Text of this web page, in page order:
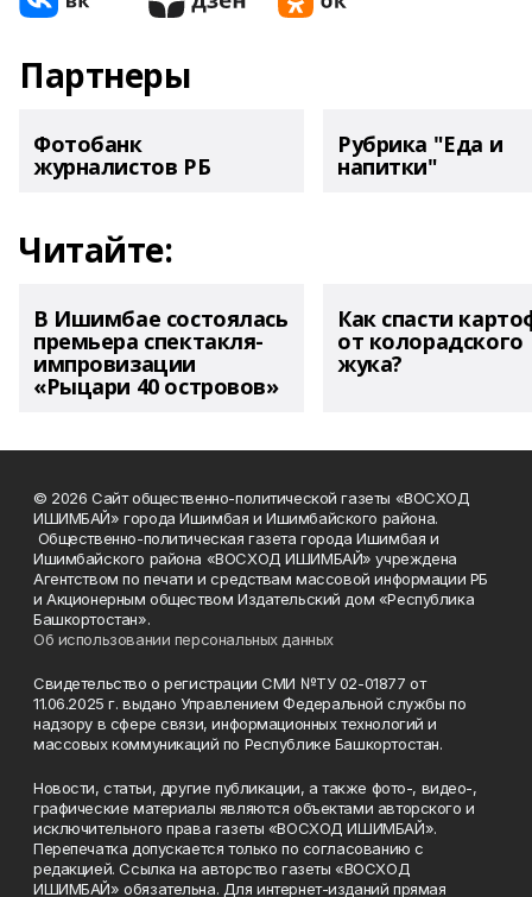
Партнеры
Фотобанк
журналистов РБ
Рубрика "Еда и
напитки"
Читайте:
В Ишимбае состоялась
премьера спектакля-
импровизации
«Рыцари 40 островов»
Как спасти
от колорадского
жука?
© 2026 Сайт общественно-политической газеты «ВОСХОД
ИШИМБАЙ» города Ишимбая и Ишимбайского района.
Общественно-политическая газета города Ишимбая и
Ишимбайского района «ВОСХОД ИШИМБАЙ» учреждена
Агентством по печати и средствам массовой информации РБ
и Акционерным обществом Издательский дом «Республика
Башкортостан».
Об использовании персональных данных
Свидетельство о регистрации СМИ №ТУ 02-01877 от
11.06.2025 г. выдано Управлением Федеральной службы по
надзору в сфере связи, информационных технологий и
массовых коммуникаций по Республике Башкортостан.
Новости, статьи, другие публикации, а также фото-, видео-,
графические материалы являются объектами авторского и
исключительного права газеты «ВОСХОД ИШИМБАЙ».
Перепечатка допускается только по согласованию с
редакцией. Ссылка на авторство газеты «ВОСХОД
ИШИМБАЙ» обязательна. Для интернет-изданий прямая